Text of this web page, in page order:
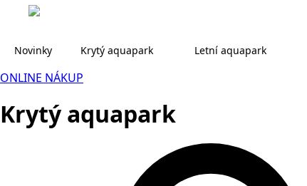
Novinky Krytý aquapark Letní aquapark
ONLINE NÁKUP
Krytý aquapark